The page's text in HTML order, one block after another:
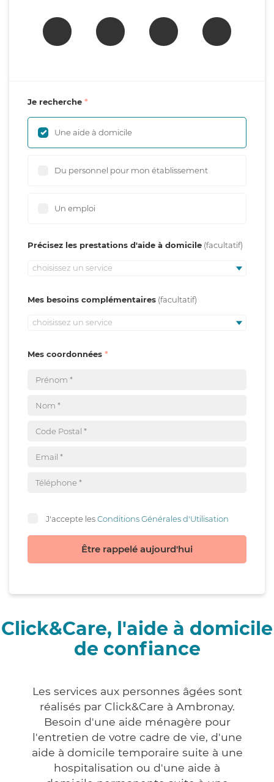
Je recherche
Une aide à domicile
Du personnel pour mon établissement
Un emploi
Précisez les prestations d'aide à domicile
choisissez un service
Mes besoins complémentaires
choisissez un service
Mes coordonnées
J'accepte lesConditions Générales d'Utilisation
Être rappelé aujourd'hui
Click&Care, l'aide à domicile
de confiance
Les services aux personnes âgées sont
réalisés par Click&Care à Ambronay.
Besoin d'une aide ménagère pour
l'entretien de votre cadre de vie, d'une
aide à domicile temporaire suite à une
hospitalisation ou d'une aide à